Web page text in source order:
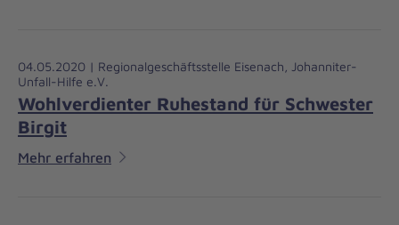
04.05.2020 | Regionalgeschäftsstelle Eisenach, Johanniter-
Unfall-Hilfe e.V.
Wohlverdienter Ruhestand für Schwester
Birgit
Mehr erfahren